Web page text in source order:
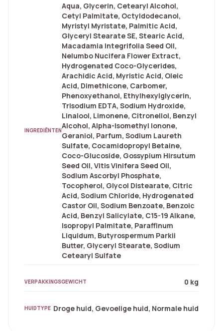
INGREDIËNTEN
Aqua, Glycerin, Cetearyl Alcohol,
Cetyl Palmitate, Octyldodecanol,
Myristyl Myristate, Palmitic Acid,
Glyceryl Stearate SE, Stearic Acid,
Macadamia Integrifolia Seed Oil,
Nelumbo Nucifera Flower Extract,
Hydrogenated Coco-Glycerides,
Arachidic Acid, Myristic Acid, Oleic
Acid, Dimethicone, Carbomer,
Phenoxyethanol, Ethylhexylglycerin,
Trisodium EDTA, Sodium Hydroxide,
Linalool, Limonene, Citronellol, Benzyl
Alcohol, Alpha-Isomethyl Ionone,
Geraniol, Parfum, Sodium Laureth
Sulfate, Cocamidopropyl Betaine,
Coco-Glucoside, Gossypium Hirsutum
Seed Oil, Vitis Vinifera Seed Oil,
Sodium Ascorbyl Phosphate,
Tocopherol, Glycol Distearate, Citric
Acid, Sodium Chloride, Hydrogenated
Castor Oil, Sodium Benzoate, Benzoic
Acid, Benzyl Salicylate, C15-19 Alkane,
Isopropyl Palmitate, Paraffinum
Liquidum, Butyrospermum Parkii
Butter, Glyceryl Stearate, Sodium
Cetearyl Sulfate
VERPAKKINGSGEWICHT 0 kg
HUIDTYPE Droge huid, Gevoelige huid, Normale huid